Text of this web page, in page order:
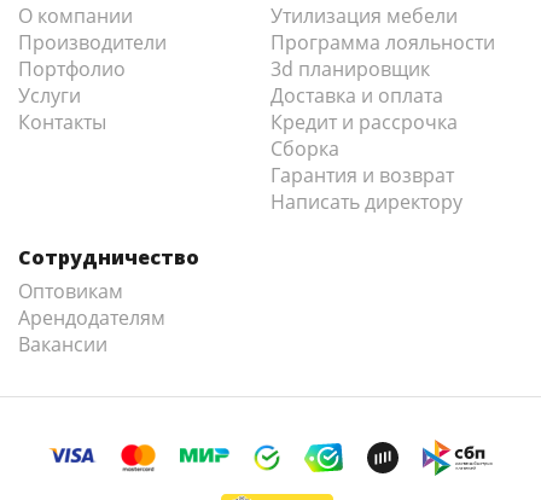
О компании
Производители
Портфолио
Услуги
Контакты
Утилизация мебели
Программа лояльности
3d планировщик
Доставка и оплата
Кредит и рассрочка
Сборка
Гарантия и возврат
Написать директору
Сотрудничество
Оптовикам
Арендодателям
Вакансии